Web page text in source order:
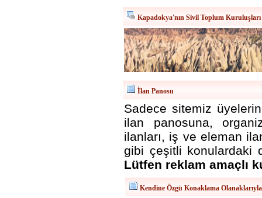
Kapadokya'nın Sivil Toplum Kuruluşları
İlan Panosu
Sadece sitemiz
ilan panosuna,
ilanları, iş ve eleman
gibi çeşitli konulardaki
Lütfen reklam amaçlı
Kendine Özgü Konaklama